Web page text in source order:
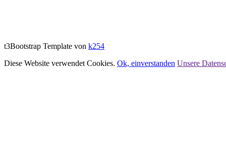
t3Bootstrap Template von k254
Diese Website verwendet Cookies. Ok, einverstanden Unsere